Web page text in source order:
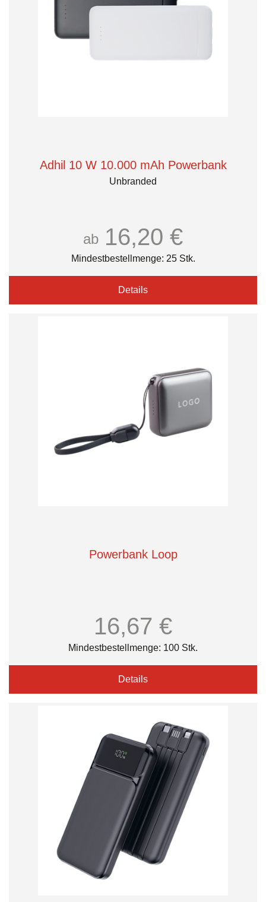
Adhil 10 W 10.000 mAh Powerbank
Unbranded
ab 16,20 €
Mindestbestellmenge: 25 Stk.
Details
Powerbank Loop
16,67 €
Mindestbestellmenge: 100 Stk.
Details